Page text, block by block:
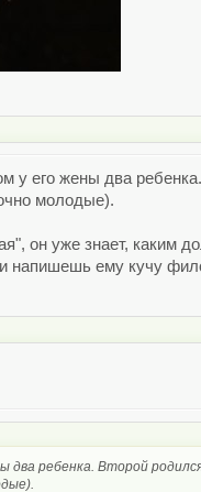
его жены два
молодые).
он уже знает, каким
напишешь ему кучу
ребенка. Второй